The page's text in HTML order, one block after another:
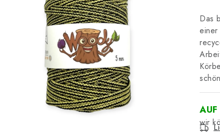
Das